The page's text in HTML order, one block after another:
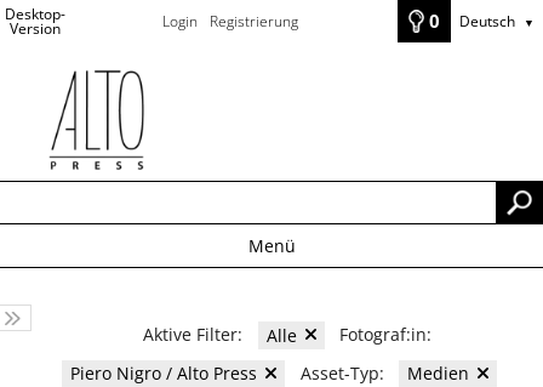
Desktop-
Version Login Registrierung 0 Deutsch ▼
Menü
Aktive Filter: Alle
Fotograf:in:
Piero Nigro / Alto Press
Asset-Typ: Medien